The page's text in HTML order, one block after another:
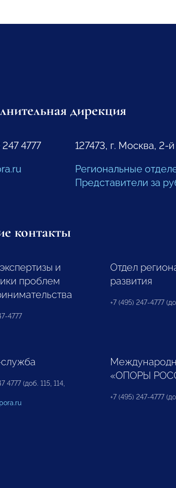
дирекция
247 4777
127473, г. Москва, 2-
Региональные
Представители за
контакты
и
проблем
4777
Отдел
развития
+7 (495) 247-4777
4777 (доб. 115, 114,
«ОПОРЫ
+7 (495) 247-4777